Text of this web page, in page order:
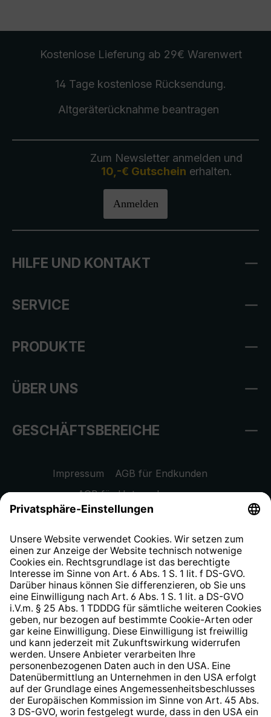
Kostenlose Lieferung ab 29€ Warenwert
14 Tage kostenlose Rücksendung.
Altgeräterücknahmebeantragen
Zum Newsletter anmelden und
10,-€ Gutschein erhalten.
Anmelden
HILFE UND KONTAKT
SERVICE
PRODUKTE
ÜBER UNS
GESCHÄFTSBEREICHE
Impressum
AGB für Endkunden
AGB für Unternehmen
Datenschutzhinweis
Widerrufsrecht
Hinweisgeberschutzsystem
Barrierefreiheit